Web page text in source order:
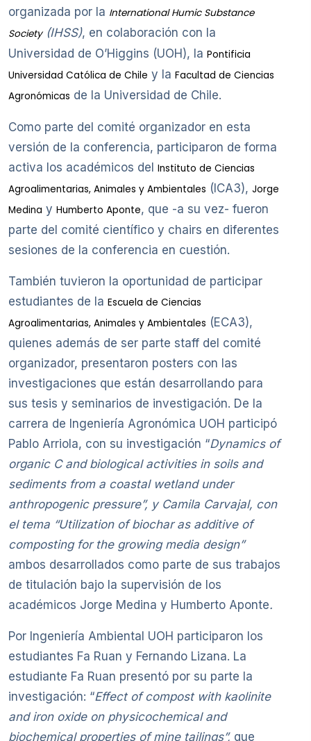
organizada por la International Humic Substance
Society(IHSS), en colaboración con la
Universidad de O’Higgins (UOH), la Pontificia
Universidad Católica de Chile y la Facultad de Ciencias
Agronómicas de la Universidad de Chile.
Como parte del comité organizador en esta
versión de la conferencia, participaron de forma
activa los académicos del Instituto de Ciencias
Agroalimentarias, Animales y Ambientales (ICA3), Jorge
Medina y Humberto Aponte, que -a su vez- fueron
parte del comité científico y chairs en diferentes
sesiones de la conferencia en cuestión.
También tuvieron la oportunidad de participar
estudiantes de la Escuela de Ciencias
Agroalimentarias, Animales y Ambientales (ECA3),
quienes además de ser parte staff del comité
organizador, presentaron posters con las
investigaciones que están desarrollando para
sus tesis y seminarios de investigación. De la
carrera de Ingeniería Agronómica UOH participó
Pablo Arriola, con su investigación “Dynamics of
organic C and biological activities in soils and
sediments from a coastal wetland under
anthropogenic pressure”, y Camila Carvajal, con
el tema “Utilization of biochar as additive of
composting for the growing media design”
ambos desarrollados como parte de sus trabajos
de titulación bajo la supervisión de los
académicos Jorge Medina y Humberto Aponte.
Por Ingeniería Ambiental UOH participaron los
estudiantes Fa Ruan y Fernando Lizana. La
estudiante Fa Ruan presentó por su parte la
investigación: “Effect of compost with kaolinite
and iron oxide on physicochemical and
biochemical properties of mine tailings”, que